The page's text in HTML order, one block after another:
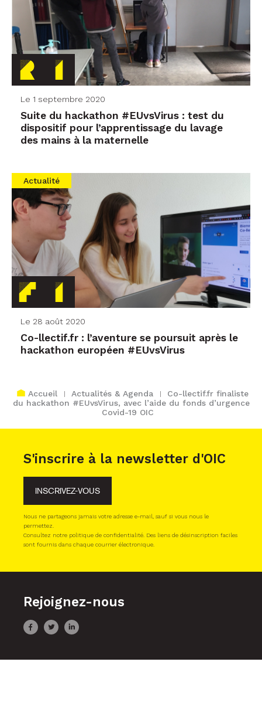
Le 1 septembre 2020
Suite du hackathon #EUvsVirus : test du
dispositif pour l’apprentissage du lavage
des mains à la maternelle
Actualité
Le 28 août 2020
Co-llectif.fr : l’aventure se poursuit après le
hackathon européen #EUvsVirus
Accueil Actualités & Agenda
Co-llectif.fr finaliste
du hackathon #EUvsVirus, avec l’aide du fonds d’urgence
Covid-19 OIC
S'inscrire à la newsletter d'OIC
INSCRIVEZ-VOUS
Nous ne partageons jamais votre adresse e-mail, sauf si vous nous le
permettez.
Consultez notre politique de confidentialité. Des liens de désinscription faciles
sont fournis dans chaque courrier électronique.
Rejoignez-nous